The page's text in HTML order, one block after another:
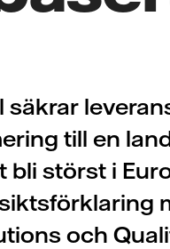
säkrar
till en
störst i
och